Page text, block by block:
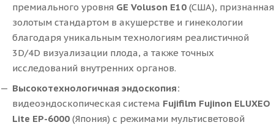
премиального уровня GE Voluson E10 (США), признанная
золотым стандартом в акушерстве и гинекологии
благодаря уникальным технологиям реалистичной
3D/4D визуализации плода, а также точных
исследований внутренних органов.
Высокотехнологичная эндоскопия:
видеоэндоскопическая система Fujifilm Fujinon ELUXEO
Lite EP-6000 (Япония) с режимами мультисветовой